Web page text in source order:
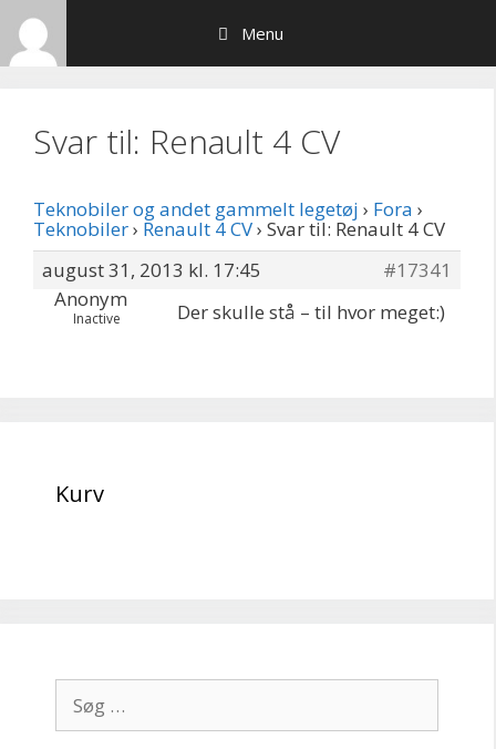
Hop
indhold
Menu
Svar til: Renault 4 CV
Teknobiler og andet gammelt legetøj › Fora ›
Teknobiler› Renault 4 CV› Svar til: Renault 4 CV
august 31, 2013 kl. 17:45
#17341
Anonym
Inactive Der skulle stå – til hvor meget:)
Kurv
efter: